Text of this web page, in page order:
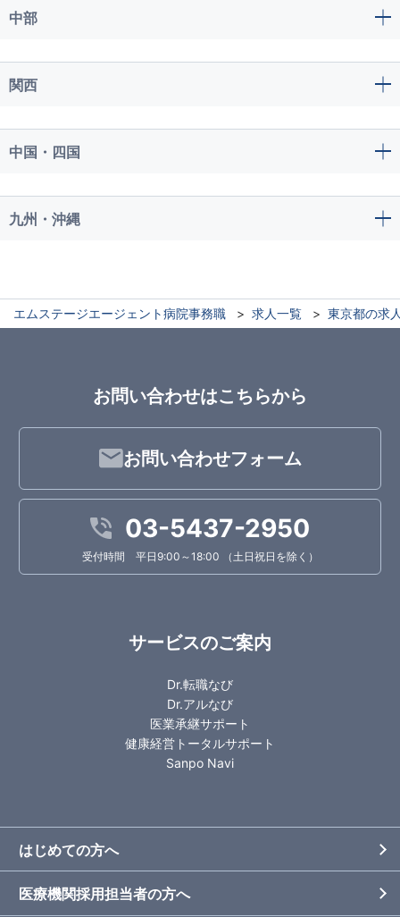
中部
関西
中国・四国
九州・沖縄
エムステージエージェント病院事務職 求人一覧 東京都の求
お問い合わせはこちらから
お問い合わせフォーム
03-5437-2950
受付時間 平日9:00～18:00 （土日祝日を除く）
サービスのご案内
Dr.転職なび
Dr.アルなび
医業承継サポート
健康経営トータルサポート
Sanpo Navi
はじめての方へ
医療機関採用担当者の方へ